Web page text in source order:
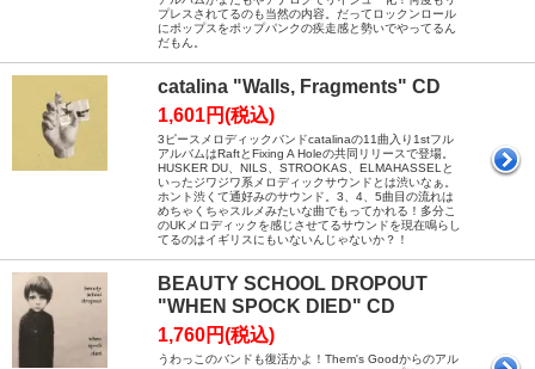
プレスされてるのも当然の内容。だってロックンロール
にポップスをポップパンクの疾走感と勢いでやってるん
だもん。
catalina "Walls, Fragments" CD
1,601円(税込)
3ピースメロディックバンドcatalinaの11曲入り1stフル
アルバムはRaftとFixing A Holeの共同リリースで登場。
HUSKER DU、NILS、STROOKAS、ELMAHASSELと
いったジワジワ系メロディックサウンドとは渋いなぁ。
ホント渋くて通好みのサウンド。3、4、5曲目の流れは
めちゃくちゃスルメみたいな曲でもってかれる！多分こ
のUKメロディックを感じさせてるサウンドを現在鳴らし
てるのはイギリスにもいないんじゃないか？！
BEAUTY SCHOOL DROPOUT
"WHEN SPOCK DIED" CD
1,760円(税込)
うわっこのバンドも復活かよ！Them's Goodからのアル